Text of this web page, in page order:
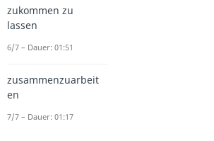
zukommen zu
lassen
6/7 – Dauer: 01:51
zusammenzuarbeit
en
7/7 – Dauer: 01:17